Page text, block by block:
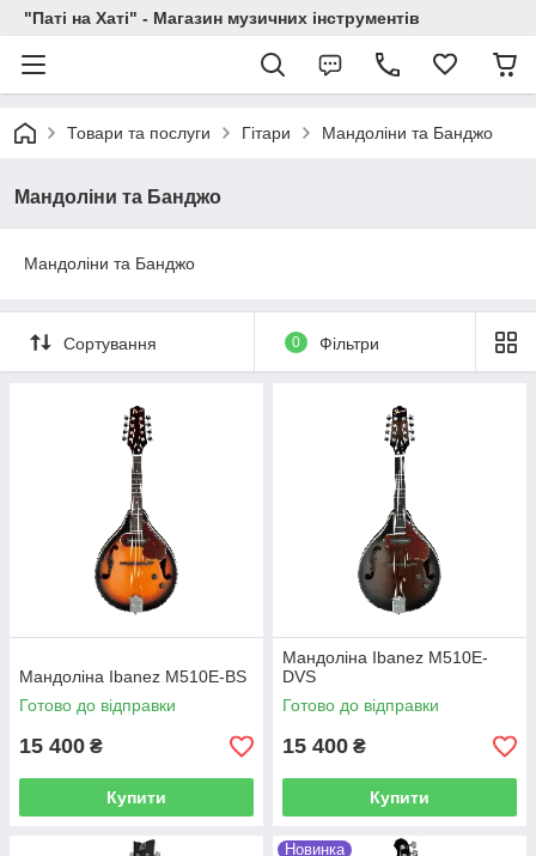
"Паті на Хаті" - Магазин музичних інструментів
Товари та послуги Гітари Мандоліни та Банджо
Мандоліни та Банджо
Мандоліни та Банджо
Сортування 0 Фільтри
Мандоліна Ibanez M510E-BS
Готово до відправки
15 400 ₴
Купити
Мандоліна Ibanez M510E-
DVS
Готово до відправки
15 400 ₴
Купити
Новинка